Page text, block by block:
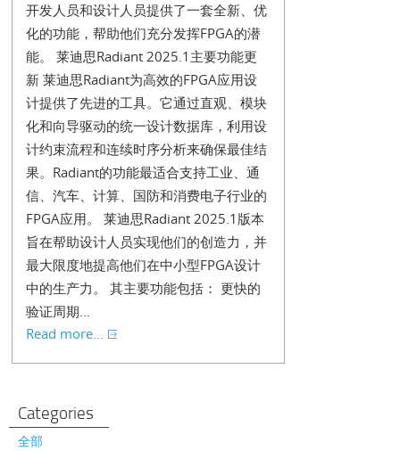
开发人员和设计人员提供了一套全新、优
化的功能，帮助他们充分发挥FPGA的潜
能。 莱迪思Radiant 2025.1主要功能更
新 莱迪思Radiant为高效的FPGA应用设
计提供了先进的工具。它通过直观、模块
化和向导驱动的统一设计数据库，利用设
计约束流程和连续时序分析来确保最佳结
果。Radiant的功能最适合支持工业、通
信、汽车、计算、国防和消费电子行业的
FPGA应用。 莱迪思Radiant 2025.1版本
旨在帮助设计人员实现他们的创造力，并
最大限度地提高他们在中小型FPGA设计
中的生产力。 其主要功能包括： 更快的
验证周期...
Read more...
Categories
全部